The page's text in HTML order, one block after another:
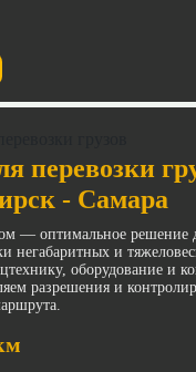
перевозки
- Самара
— оптимальное решение
негабаритных и
оборудование и
разрешения и